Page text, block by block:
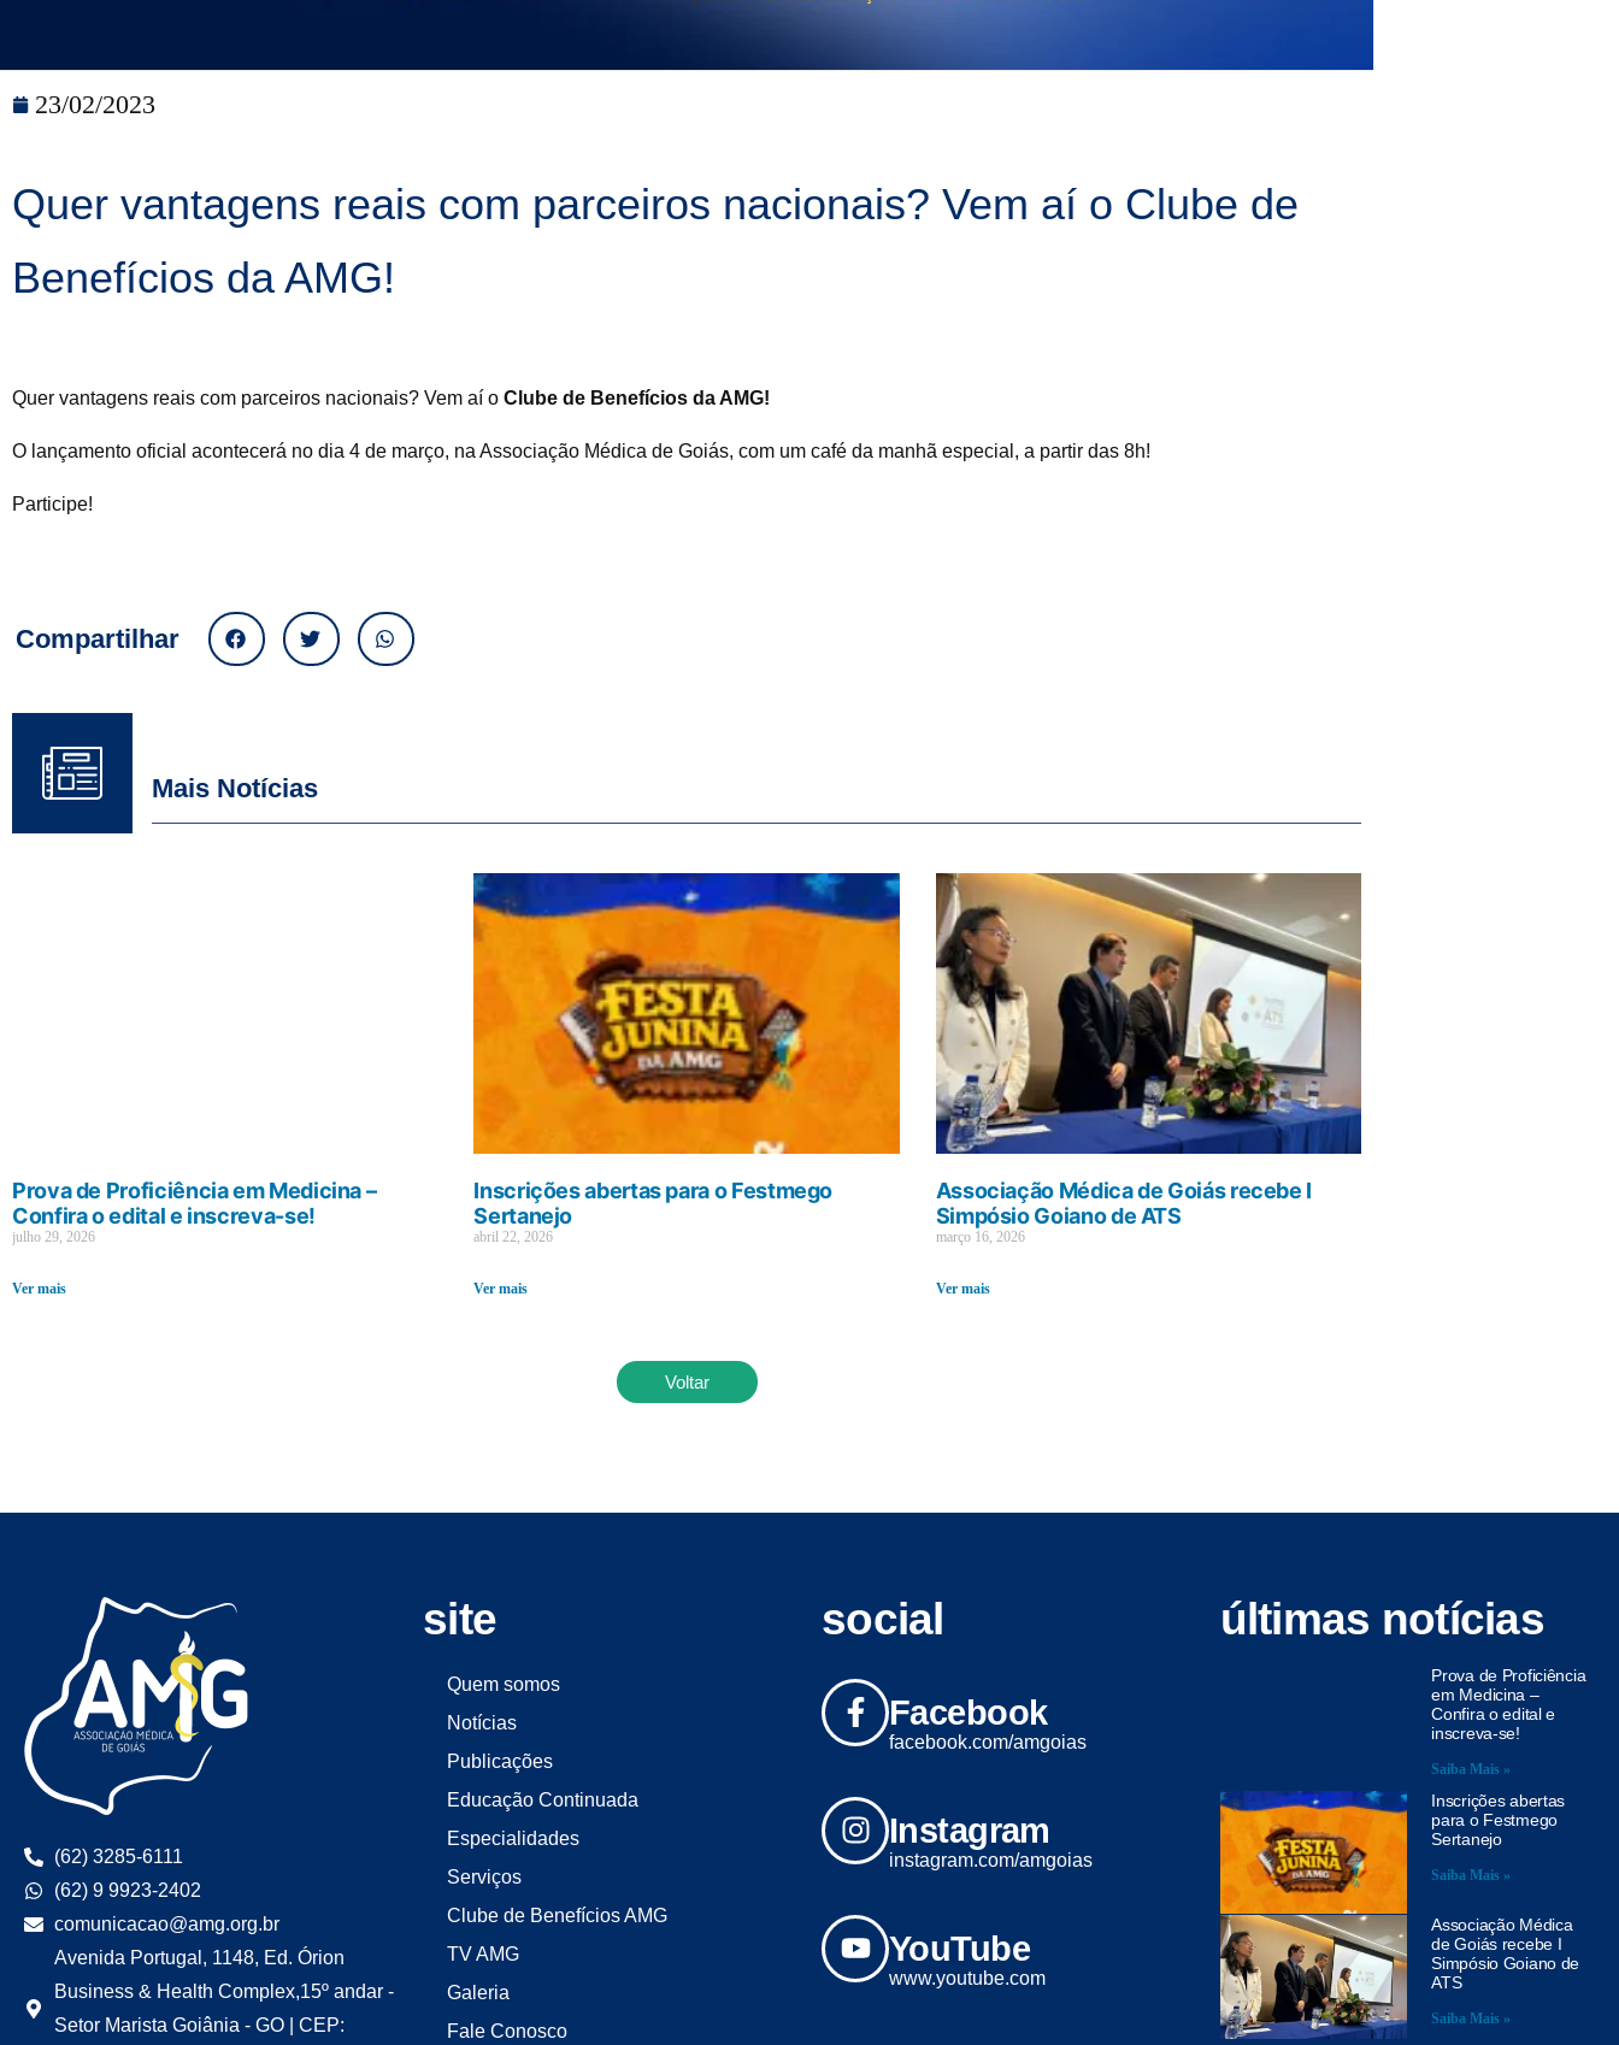
23/02/2023
Quer vantagens reais com parceiros nacionais? Vem aí o Clube de
Benefícios da AMG!
Quer vantagens reais com parceiros nacionais? Vem aí o Clube de Benefícios da AMG!
O lançamento oficial acontecerá no dia 4 de março, na Associação Médica de Goiás, com um café da manhã especial, a partir das 8h!
Participe!
Compartilhar
Mais Notícias
Prova de Proficiência em Medicina –
Confira o edital e inscreva-se!
julho 29, 2026
Ver mais
Inscrições abertas para o Festmego
Sertanejo
abril 22, 2026
Ver mais
Associação Médica de Goiás recebe I
Simpósio Goiano de ATS
março 16, 2026
Ver mais
Voltar
(62) 3285-6111
(62) 9 9923-2402
comunicacao@amg.org.br
Avenida Portugal, 1148, Ed. Órion
Business & Health Complex,15º andar -
Setor Marista Goiânia - GO | CEP:
site
Quem somos
Notícias
Publicações
Educação Continuada
Especialidades
Serviços
Clube de Benefícios AMG
TV AMG
Galeria
Fale Conosco
social
Facebook
facebook.com/amgoias
Instagram
instagram.com/amgoias
YouTube
www.youtube.com
últimas notícias
Prova de Proficiência
em Medicina –
Confira o edital e
inscreva-se!
Saiba Mais »
Inscrições abertas
para o Festmego
Sertanejo
Saiba Mais »
Associação Médica
de Goiás recebe I
Simpósio Goiano de
ATS
Saiba Mais »